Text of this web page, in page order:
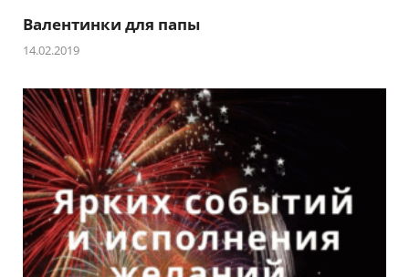
Валентинки для папы
14.02.2019